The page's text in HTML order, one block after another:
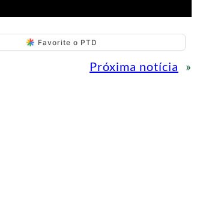
Favorite o PTD
Próxima notícia »